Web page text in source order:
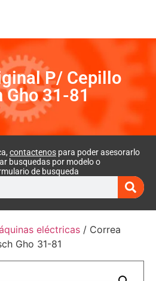
P/ Cepillo
Gho 31-81
contactenos para poder asesorarlo
busquedas por modelo o
de busqueda
eléctricas / Correa
Gho 31-81